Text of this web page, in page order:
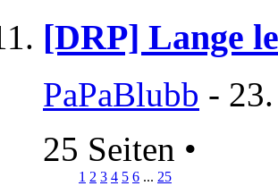
[DRP] Lange
PaPaBlubb -
25 Seiten •
1 2 3 4 5 6 ... 25